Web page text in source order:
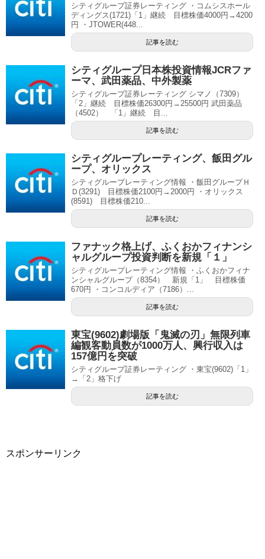
シティグループ証券レーティング ・コムシスホール
ディングス(1721)「1」継続 目標株価4000円→4200
円 ・JTOWER(448...
記事を読む
シティグループ日本株投資情報JCRファ
ーマ、武田薬品、中外製薬
シティグループ証券レーティング シマノ（7309）
「2」継続 目標株価26300円→25500円 武田薬品
（4502） 「1」継続 目...
記事を読む
シティグループレーティング、飯田グル
ープ、オリックス
シティグループレーティング情報 ・飯田グループＨ
Ｄ(3291) 目標株価2100円→2000円 ・オリックス
(8591) 目標株価210...
記事を読む
ファナック格上げ、ふくおかフィナンシ
ャルグループ投資判断を新規「１」
シティグループレーティング情報 ・ふくおかフィナ
ンシャルグループ（8354） 新規「1」 目標株価
670円 ・コンコルディア（7186）...
記事を読む
東宝(9602)劇場版「鬼滅の刃」無限列車
編観客動員数が1000万人、興行収入は
157億円を突破
シティグループ証券レーティング ・東宝(9602)「1」
→「2」格下げ
記事を読む
スポンサーリンク